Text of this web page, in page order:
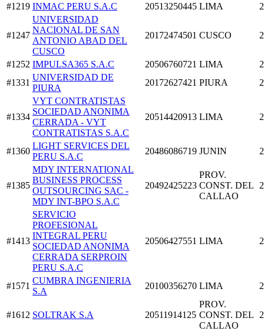
#1219 INMAC PERU S.A.C 20513250445 LIMA
#1247
UNIVERSIDAD
NACIONAL DE SAN
ANTONIO ABAD DEL
CUSCO
20172474501 CUSCO
#1252 IMPULSA365 S.A.C 20506760721 LIMA
#1331
UNIVERSIDAD DE
PIURA
20172627421 PIURA
#1334
VYT CONTRATISTAS
SOCIEDAD ANONIMA
CERRADA - VYT
CONTRATISTAS S.A.C
20514420913 LIMA
#1360
LIGHT SERVICES DEL
PERU S.A.C
20486086719 JUNIN
#1385
MDY INTERNATIONAL
BUSINESS PROCESS
OUTSOURCING SAC -
MDY INT-BPO S.A.C
20492425223
PROV.
CONST. DEL
CALLAO
#1413
SERVICIO
PROFESIONAL
INTEGRAL PERU
SOCIEDAD ANONIMA
CERRADA SERPROIN
PERU S.A.C
20506427551 LIMA
#1571
CUMBRA INGENIERIA
S.A
20100356270 LIMA
#1612 SOLTRAK S.A 20511914125
PROV.
CONST. DEL
CALLAO